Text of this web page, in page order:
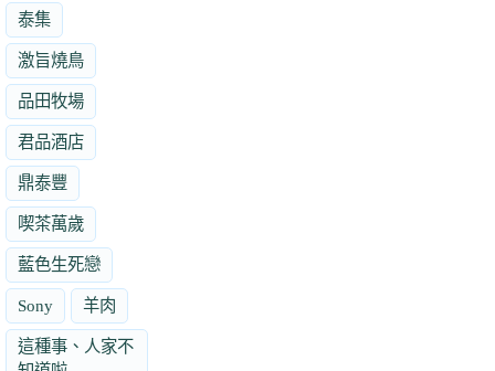
泰集
激旨燒鳥
品田牧場
君品酒店
鼎泰豐
喫茶萬歲
藍色生死戀
Sony 羊肉
這種事、人家不